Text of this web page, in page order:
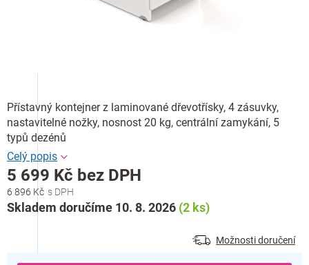
6 896 Kč
5 699 Kč bez DPH
Měrná
cena:
Skladem doručíme 10. 8. 2026 (2 ks)
Možnosti doručení
Přístavný kontejner z laminované dřevotřísky, 4 zásuvky,
nastavitelné nožky, nosnost 20 kg, centrální zamykání, 5
typů dezénů